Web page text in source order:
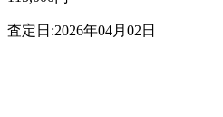
査定日:2026年04月02日